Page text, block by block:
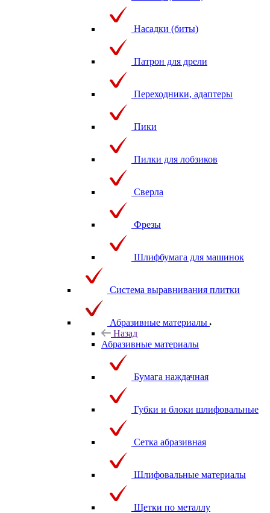
Насадки (биты)
Патрон для дрели
Переходники, адаптеры
Пики
Пилки для лобзиков
Сверла
Фрезы
Шлифбумага для машинок
Система выравнивания плитки
Абразивные материалы
Назад
Абразивные материалы
Бумага наждачная
Губки и блоки шлифовальные
Сетка абразивная
Шлифовальные материалы
Щетки по металлу